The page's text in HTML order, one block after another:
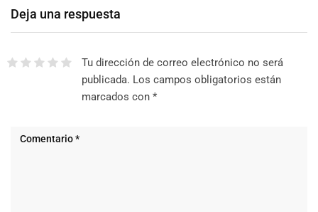
Deja una respuesta
Tu dirección de correo electrónico no será
publicada. Los campos obligatorios están
marcados con *